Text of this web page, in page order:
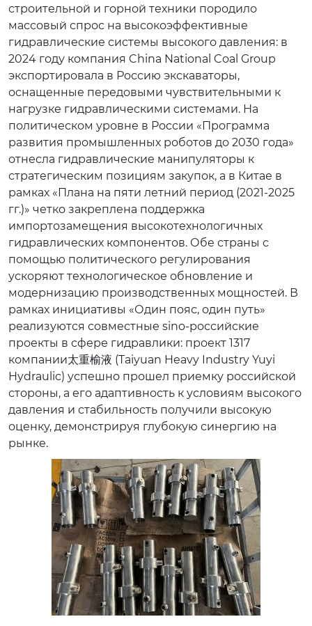
строительной и горной техники породило
массовый спрос на высокоэффективные
гидравлические системы высокого давления: в
2024 году компания China National Coal Group
экспортировала в Россию экскаваторы,
оснащенные передовыми чувствительными к
нагрузке гидравлическими системами. На
политическом уровне в России «Программа
развития промышленных роботов до 2030 года»
отнесла гидравлические манипуляторы к
стратегическим позициям закупок, а в Китае в
рамках «Плана на пяти летний период (2021-2025
гг.)» четко закреплена поддержка
импортозамещения высокотехнологичных
гидравлических компонентов. Обе страны с
помощью политического регулирования
ускоряют технологическое обновление и
модернизацию производственных мощностей. В
рамках инициативы «Один пояс, один путь»
реализуются совместные sino-российские
проекты в сфере гидравлики: проект 1317
компании太重榆液 (Taiyuan Heavy Industry Yuyi
Hydraulic) успешно прошел приемку российской
стороны, а его адаптивность к условиям высокого
давления и стабильность получили высокую
оценку, демонстрируя глубокую синергию на
рынке.